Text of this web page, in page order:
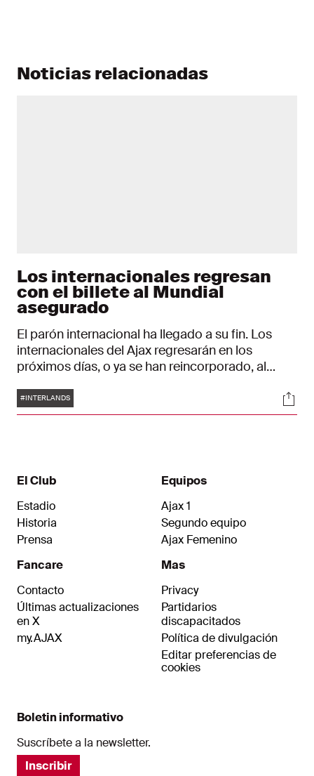
Noticias relacionadas
Los internacionales regresan
con el billete al Mundial
asegurado
El parón internacional ha llegado a su fin. Los
internacionales del Ajax regresarán en los
próximos días, o ya se han reincorporado, al
este resumen encontrarás los acontecimientos
más importantes del reciente parón
Etiquetas
#INTERLANDS
El Club
Estadio
Historia
Prensa
Fancare
Contacto
Últimas actualizaciones
en X
my.AJAX
Equipos
Ajax 1
Segundo equipo
Ajax Femenino
Mas
Privacy
Partidarios
discapacitados
Política de divulgación
Editar preferencias de
cookies
Boletin informativo
Suscríbete a la newsletter.
Inscribir